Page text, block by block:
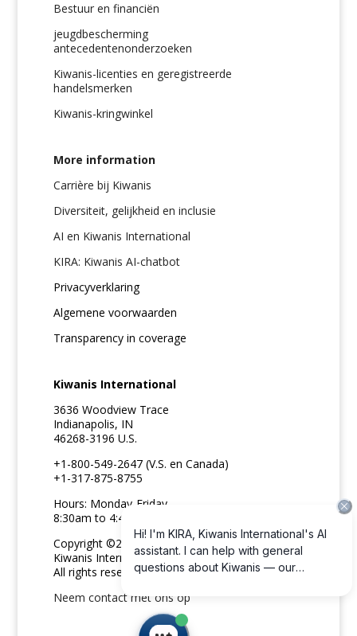
Bestuur en financiën
jeugdbescherming
antecedentenonderzoeken
Kiwanis-licenties en geregistreerde
handelsmerken
Kiwanis-kringwinkel
More information
Carrière bij Kiwanis
Diversiteit, gelijkheid en inclusie
AI en Kiwanis International
KIRA: Kiwanis AI-chatbot
Privacyverklaring
Algemene voorwaarden
Transparency in coverage
Kiwanis International
3636 Woodview Trace
Indianapolis, IN
46268-3196 U.S.
+1-800-549-2647 (V.S. en Canada)
+1-317-875-8755
Hours: Monday-Friday
8:30am to 4:45pm ET
Copyright ©2026
Kiwanis International
All rights reserved
Neem contact met ons op